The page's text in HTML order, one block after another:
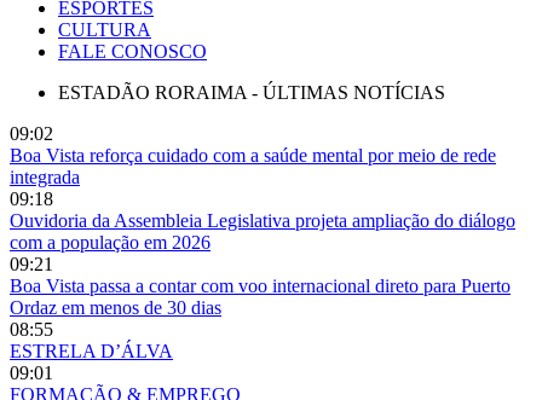
ESPORTES
CULTURA
FALE CONOSCO
ESTADÃO RORAIMA - ÚLTIMAS NOTÍCIAS
09:02
Boa Vista reforça cuidado com a saúde mental por meio de rede
integrada
09:18
Ouvidoria da Assembleia Legislativa projeta ampliação do diálogo
com a população em 2026
09:21
Boa Vista passa a contar com voo internacional direto para Puerto
Ordaz em menos de 30 dias
08:55
ESTRELA D’ÁLVA
09:01
FORMAÇÃO & EMPREGO